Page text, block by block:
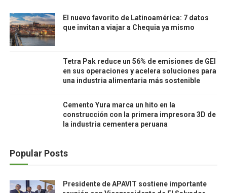
El nuevo favorito de Latinoamérica: 7 datos
que invitan a viajar a Chequia ya mismo
Tetra Pak reduce un 56% de emisiones de GEI
en sus operaciones y acelera soluciones para
una industria alimentaria más sostenible
Cemento Yura marca un hito en la
construcción con la primera impresora 3D de
la industria cementera peruana
Popular Posts
Presidente de APAVIT sostiene importante